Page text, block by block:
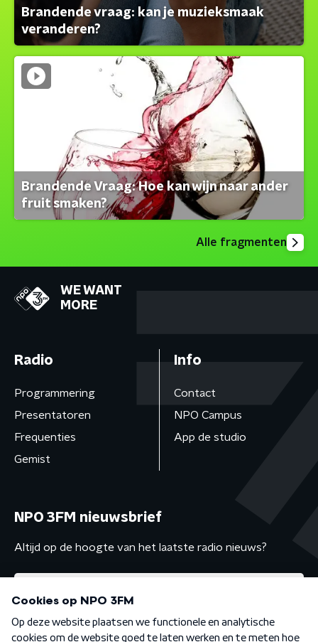
Brandende vraag: kan je muzieksmaak
veranderen?
Brandende Vraag: Hoe kan wijn naar ander
fruit smaken?
Alle fragmenten
WE WANT
MORE
Radio
Programmering
Presentatoren
Frequenties
Gemist
Info
Contact
NPO Campus
App de studio
NPO 3FM nieuwsbrief
Altijd op de hoogte van het laatste radio nieuws?